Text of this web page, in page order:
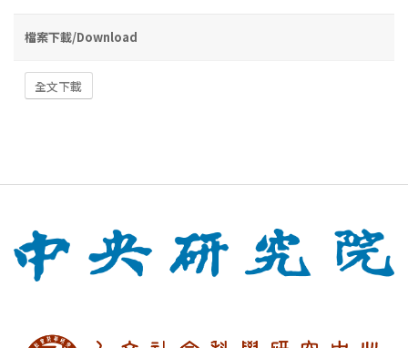
檔案下載/Download
全文下載